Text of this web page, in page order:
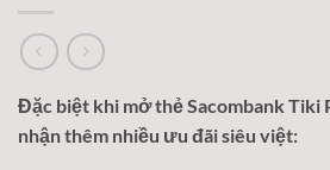
Đặc biệt khi mở thẻ Sacombank Tiki
nhận thêm nhiều ưu đãi siêu việt: